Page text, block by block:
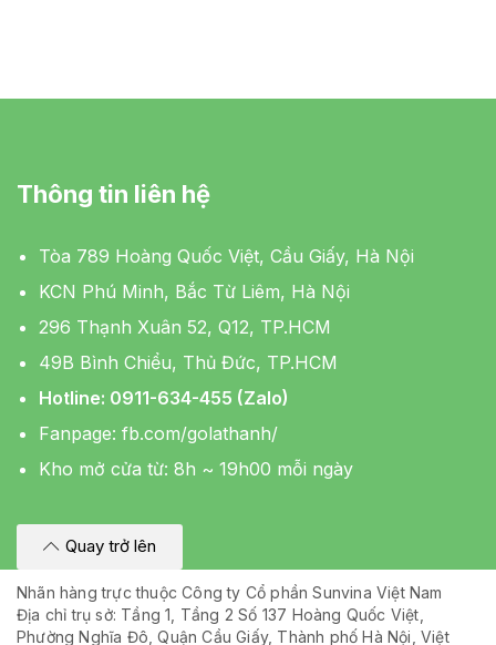
Thông tin liên hệ
Tòa 789 Hoàng Quốc Việt, Cầu Giấy, Hà Nội
KCN Phú Minh, Bắc Từ Liêm, Hà Nội
296 Thạnh Xuân 52, Q12, TP.HCM
49B Bình Chiểu, Thủ Đức, TP.HCM
Hotline: 0911-634-455 (Zalo)
Fanpage: fb.com/golathanh/
Kho mở cửa từ: 8h ~ 19h00 mỗi ngày
Quay trở lên
Nhãn hàng trực thuộc Công ty Cổ phần Sunvina Việt Nam
Địa chỉ trụ sở: Tầng 1, Tầng 2 Số 137 Hoàng Quốc Việt,
Phường Nghĩa Đô, Quận Cầu Giấy, Thành phố Hà Nội, Việt